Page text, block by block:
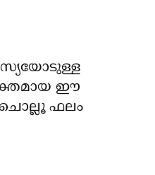
ഈ
ചൊല്ലൂ ഫലം